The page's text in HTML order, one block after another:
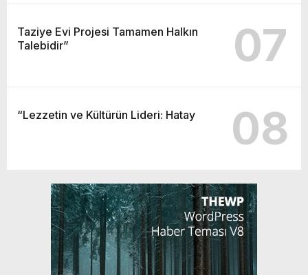
Taziye Evi Projesi Tamamen Halkın
Talebidir”
07
“Lezzetin ve Kültürün Lideri: Hatay 08